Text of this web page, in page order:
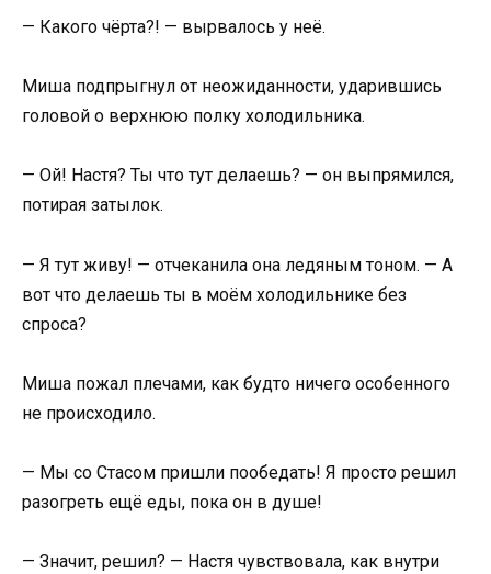
— Какого чёрта?! — вырвалось у неё.
Миша подпрыгнул от неожиданности, ударившись
головой о верхнюю полку холодильника.
— Ой! Настя? Ты что тут делаешь? — он выпрямился,
потирая затылок.
— Я тут живу! — отчеканила она ледяным тоном. — А
вот что делаешь ты в моём холодильнике без
спроса?
Миша пожал плечами, как будто ничего особенного
не происходило.
— Мы со Стасом пришли пообедать! Я просто решил
разогреть ещё еды, пока он в душе!
— Значит, решил? — Настя чувствовала, как внутри